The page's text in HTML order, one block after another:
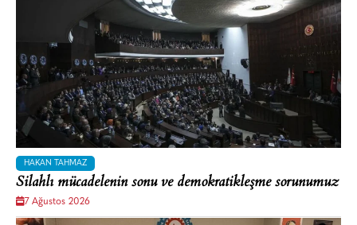
HAKAN TAHMAZ
Silahlı mücadelenin sonu ve demokratikleşme sorunumuz
7 Ağustos 2026